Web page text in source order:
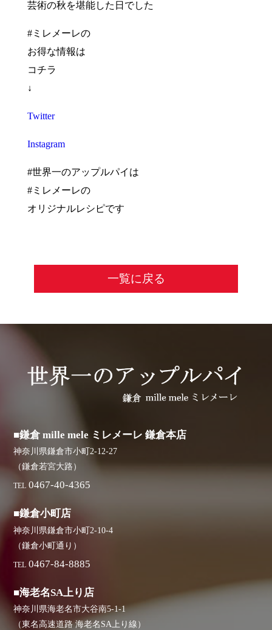
芸術の秋を堪能した日でした
#ミレメーレの
お得な情報は
コチラ
↓
Twitter
Instagram
#世界一のアップルパイは
#ミレメーレの
オリジナルレシピです
一覧に戻る
■鎌倉 mille mele ミレメーレ 鎌倉本店
神奈川県鎌倉市小町2-12-27
（鎌倉若宮大路）
TEL 0467-40-4365
■鎌倉小町店
神奈川県鎌倉市小町2-10-4
（鎌倉小町通り）
TEL 0467-84-8885
■海老名SA上り店
神奈川県海老名市大谷南5-1-1
（東名高速道路 海老名SA上り線）